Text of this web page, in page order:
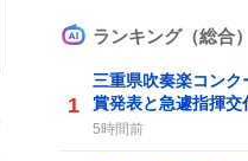
ランキング（総合）
1
三重県吹奏楽コンク
賞発表と急遽指揮交
ン驚きが広がる
5時間前